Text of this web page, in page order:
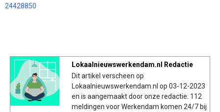
24428850
Lokaalnieuwswerkendam.nl Redactie
Dit artikel verscheen op
Lokaalnieuwswerkendam.nl op 03-12-2023
en is aangemaakt door onze redactie. 112
meldingen voor Werkendam komen 24/7 bij